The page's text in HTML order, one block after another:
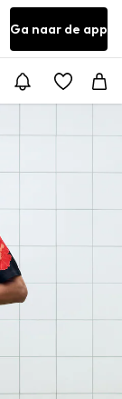
Ga naar de app